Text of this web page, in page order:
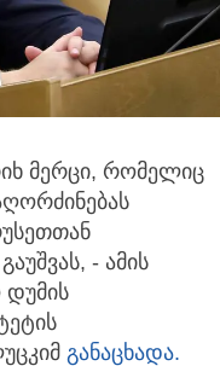
მერცი, რომელიც
- ამის
დუმის
განაცხადა.